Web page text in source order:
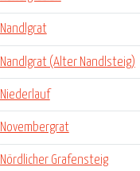
Nandlgrat
Nandlgrat (Alter Nandlsteig)
Niederlauf
Novembergrat
Nördlicher Grafensteig